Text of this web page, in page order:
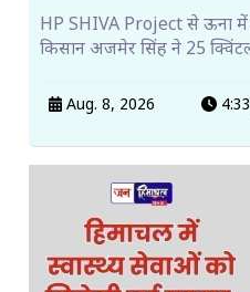
HP SHIVA Project से ऊना
किसान अजमेर सिंह ने 25
Aug. 8, 2026